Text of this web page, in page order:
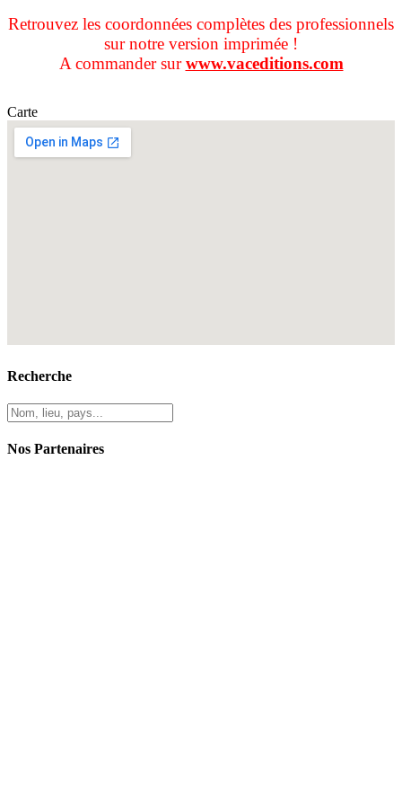
Retrouvez les coordonnées complètes des professionnels
sur notre version imprimée !
A commander surwww.vaceditions.com
Carte
Recherche
Nos Partenaires